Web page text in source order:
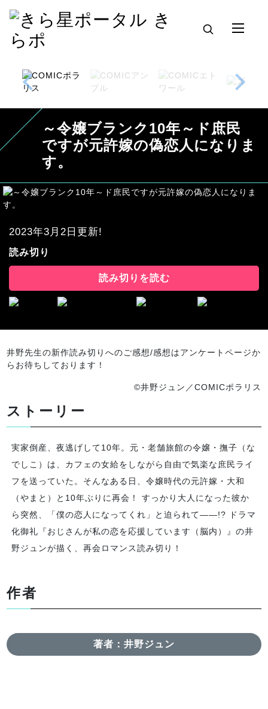
～令嬢ブランク10年～ド庶民
ですが元許嫁の偽恋人になりま
す。
2023年3月2日更新!
読み切り
読み切りを読む
井野先生の新作読み切りへのご感想/感想はアンケートページか
らお待ちしております！
©井野ジュン／COMICポラリス
ストーリー
実家倒産、夜逃げして10年。元・老舗旅館の令嬢・撫子（な
でしこ）は、カフェの女給をしながら自由で気楽な庶民ライ
フを送っていた。そんなある日、令嬢時代の元許嫁・大和
（やまと）と10年ぶりに再会！ すっかり大人になった彼か
ら突然、「僕の恋人になってくれ」と迫られて――!? ドラマ
化御礼『おじさんが私の恋を応援しています（脳内）』の井
野ジュンが描く、再会ロマンス読み切り！
作者
著者：井野ジュン